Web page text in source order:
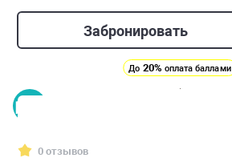
Забронировать
До 20% оплата баллами
0 отзывов